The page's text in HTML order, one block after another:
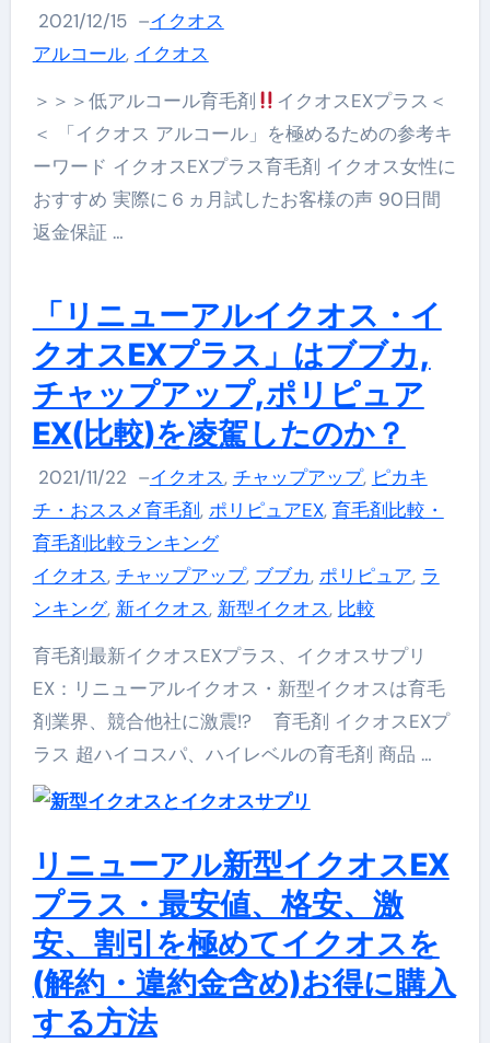
2021/12/15 –イクオス
アルコール, イクオス
＞＞＞低アルコール育毛剤
イクオスEXプラス＜
＜ 「イクオス アルコール」を極めるための参考キ
ーワード イクオスEXプラス育毛剤 イクオス女性に
おすすめ 実際に６ヵ月試したお客様の声 90日間
返金保証 …
「リニューアルイクオス・イ
クオスEXプラス」はブブカ,
チャップアップ,ポリピュア
EX(比較)を凌駕したのか？
2021/11/22 –イクオス, チャップアップ, ピカキ
チ・おススメ育毛剤, ポリピュアEX, 育毛剤比較・
育毛剤比較ランキング
イクオス, チャップアップ, ブブカ, ポリピュア, ラ
ンキング, 新イクオス, 新型イクオス, 比較
育毛剤最新イクオスEXプラス、イクオスサプリ
EX：リニューアルイクオス・新型イクオスは育毛
剤業界、競合他社に激震!? 育毛剤 イクオスEXプ
ラス 超ハイコスパ、ハイレベルの育毛剤 商品 …
リニューアル新型イクオスEX
プラス・最安値、格安、激
安、割引を極めてイクオスを
(解約・違約金含め)お得に購入
する方法